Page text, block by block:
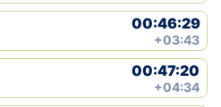
00:46:29
+03:43
00:47:20
+04:34